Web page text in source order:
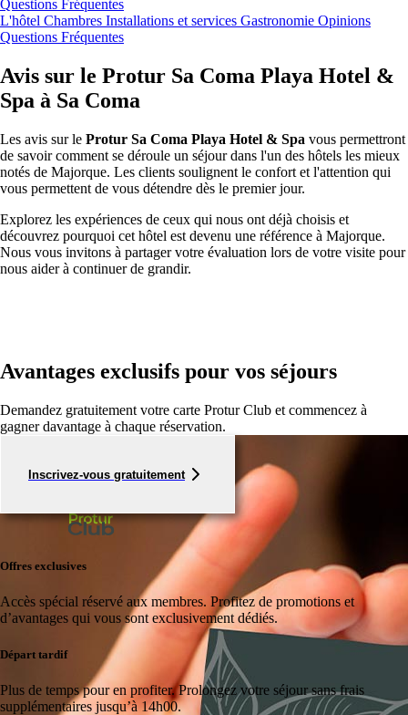
Questions Fréquentes
L'hôtel Chambres Installations et services Gastronomie Opinions
Questions Fréquentes
Avis sur le Protur Sa Coma Playa Hotel &
Spa à Sa Coma
Les avis sur le Protur Sa Coma Playa Hotel & Spa vous permettront
de savoir comment se déroule un séjour dans l'un des hôtels les mieux
notés de Majorque. Les clients soulignent le confort et l'attention qui
vous permettent de vous détendre dès le premier jour.
Explorez les expériences de ceux qui nous ont déjà choisis et
découvrez pourquoi cet hôtel est devenu une référence à Majorque.
Nous vous invitons à partager votre évaluation lors de votre visite pour
nous aider à continuer de grandir.
Avantages exclusifs pour vos séjours
Demandez gratuitement votre carte Protur Club et commencez à
gagner davantage à chaque réservation.
Inscrivez-vous gratuitement
Offres exclusives
Accès spécial réservé aux membres. Profitez de promotions et
d’avantages qui vous sont exclusivement dédiés.
Départ tardif
Plus de temps pour en profiter. Prolongez votre séjour sans frais
supplémentaires jusqu’à 14h00.